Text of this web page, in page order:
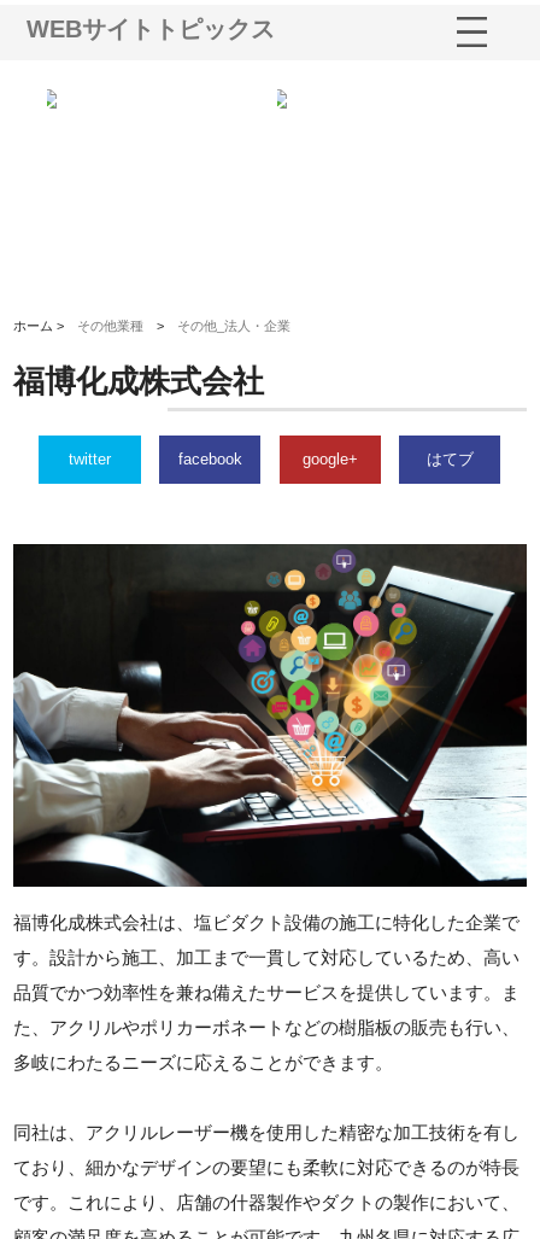
WEBサイトトピックス
ホーム > その他業種 > その他_法人・企業
福博化成株式会社
twitter facebook google+ はてブ
福博化成株式会社は、塩ビダクト設備の施工に特化した企業で
す。設計から施工、加工まで一貫して対応しているため、高い
品質でかつ効率性を兼ね備えたサービスを提供しています。ま
た、アクリルやポリカーボネートなどの樹脂板の販売も行い、
多岐にわたるニーズに応えることができます。
同社は、アクリルレーザー機を使用した精密な加工技術を有し
ており、細かなデザインの要望にも柔軟に対応できるのが特長
です。これにより、店舗の什器製作やダクトの製作において、